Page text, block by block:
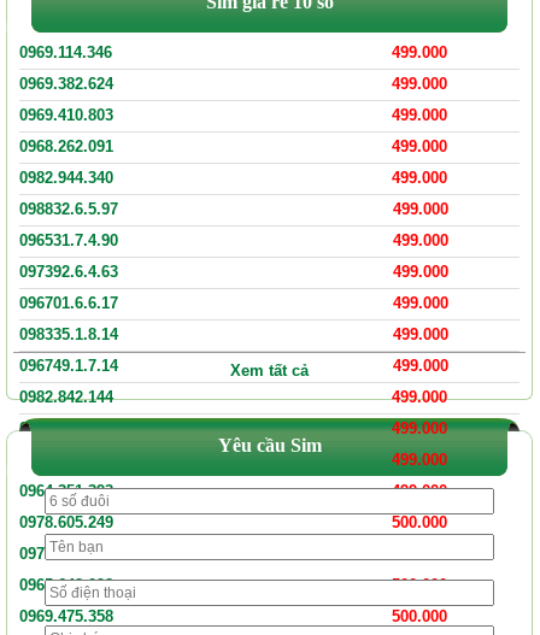
0969.114.346
499.000
0969.382.624
499.000
0969.410.803
499.000
0968.262.091
499.000
0982.944.340
499.000
098832.6.5.97
499.000
096531.7.4.90
499.000
097392.6.4.63
499.000
096701.6.6.17
499.000
098335.1.8.14
499.000
096749.1.7.14
499.000
0982.842.144
499.000
0971.810.441
499.000
499.000
0964.351.393
499.000
0978.605.249
500.000
0975.496.098
0965.642.098
500.000
0969.475.358
500.000
Xem tất cả
Yêu cầu Sim